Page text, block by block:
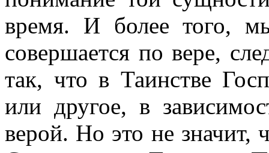
время. И более того,
совершается по вере,
так, что в Таинстве
или другое, в
верой. Но это не значит,